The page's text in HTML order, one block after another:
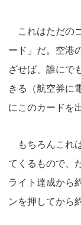
これはただの
ード」だ。空港
ざせば、誰にで
きる（航空券に
にこのカードを
もちろんこれ
てくるもので、
ライト達成から
ンを押してから